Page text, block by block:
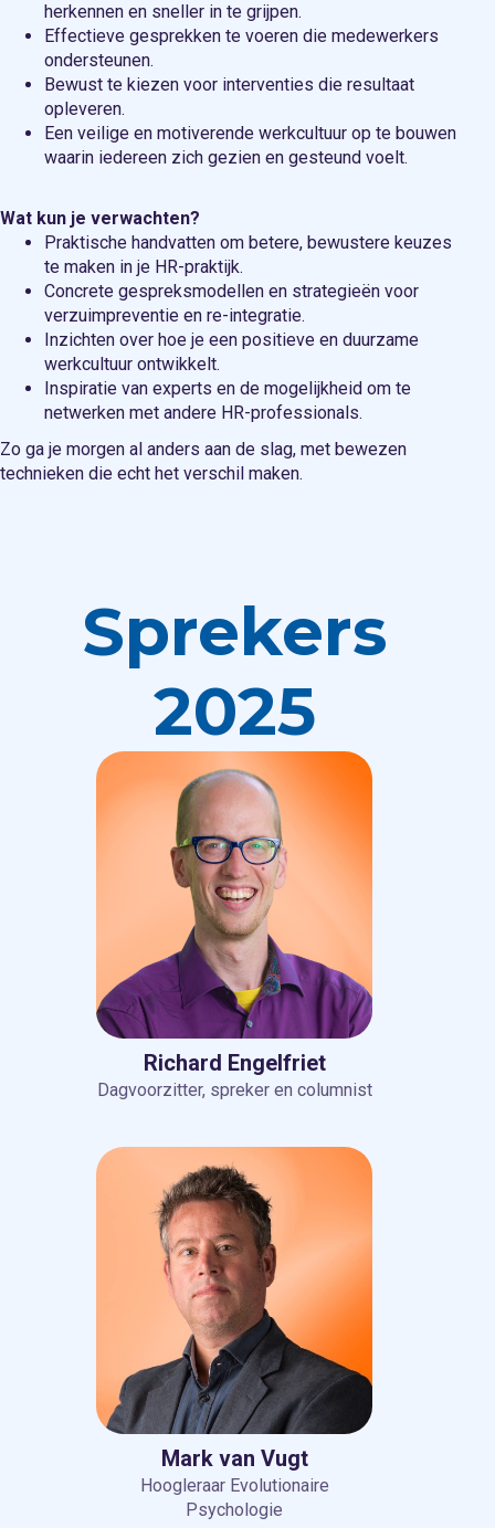
herkennen en sneller in te grijpen.
Effectieve gesprekken te voeren die medewerkers
ondersteunen.
Bewust te kiezen voor interventies die resultaat
opleveren.
Een veilige en motiverende werkcultuur op te bouwen
waarin iedereen zich gezien en gesteund voelt.
Wat kun je verwachten?
Praktische handvatten om betere, bewustere keuzes
te maken in je HR-praktijk.
Concrete gespreksmodellen en strategieën voor
verzuimpreventie en re-integratie.
Inzichten over hoe je een positieve en duurzame
werkcultuur ontwikkelt.
Inspiratie van experts en de mogelijkheid om te
netwerken met andere HR-professionals.
Zo ga je morgen al anders aan de slag, met bewezen
technieken die echt het verschil maken.
Sprekers
2025
Richard Engelfriet
Dagvoorzitter, spreker en columnist
Mark van Vugt
Hoogleraar Evolutionaire
Psychologie